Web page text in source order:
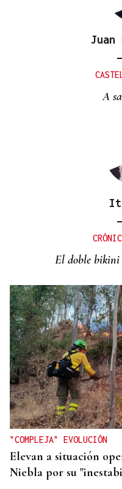
Manglares,
Juan
A
El doble bikini
"COMPLEJA" EVOLUCIÓN
Elevan a situación
Niebla por su